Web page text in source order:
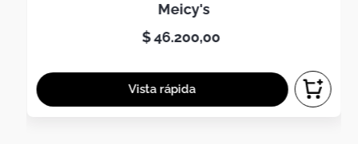
meicy's
$46.200,00